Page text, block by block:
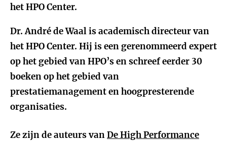
het HPO Center.
Dr. André de Waal is academisch directeur van
het HPO Center. Hij is een gerenommeerd expert
op het gebied van HPO’s en schreef eerder 30
boeken op het gebied van
prestatiemanagement en hoogpresterende
organisaties.
Ze zijn de auteurs vanDe High Performance